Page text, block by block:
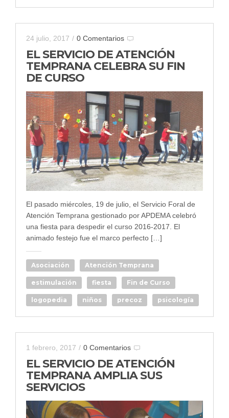
24 julio, 2017 / 0 Comentarios
EL SERVICIO DE ATENCIÓN
TEMPRANA CELEBRA SU FIN
DE CURSO
El pasado miércoles, 19 de julio, el Servicio Foral de
Atención Temprana gestionado por APDEMA celebró
una fiesta para despedir el curso 2016-2017. El
animado festejo fue el marco perfecto […]
Asociación Atención Temprana
estimulación fiesta Fin de Curso
logopedia niños precoz psicología
1 febrero, 2017 / 0 Comentarios
EL SERVICIO DE ATENCIÓN
TEMPRANA AMPLIA SUS
SERVICIOS